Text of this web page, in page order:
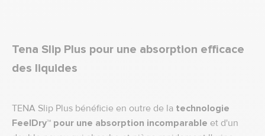
Tena Slip Plus pour une absorption efficace
des liquides
TENA Slip Plus bénéficie en outre de la technologie
FeelDry™ pour une absorption incomparable et d'un